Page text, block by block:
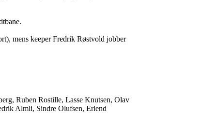
mens keeper Fredrik Røstvold jobber
Ruben Rostille, Lasse Knutsen, Olav
Almli, Sindre Olufsen, Erlend